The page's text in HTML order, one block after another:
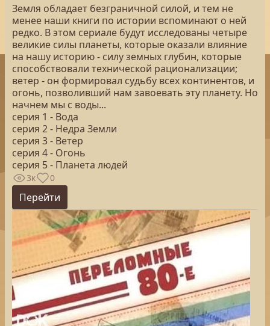
Земля обладает безграничной силой, и тем не
менее наши книги по истории вспоминают о ней
редко. В этом сериале будут исследованы четыре
великие силы планеты, которые оказали влияние
на нашу историю - силу земных глубин, которые
способствовали технической рационализации;
ветер - он формировал судьбу всех континентов, и
огонь, позволивший нам завоевать эту планету. Но
начнем мы с воды...
серия 1 - Вода
серия 2 - Недра Земли
серия 3 - Ветер
серия 4 - Огонь
серия 5 - Планета людей
3к 0
Перейти